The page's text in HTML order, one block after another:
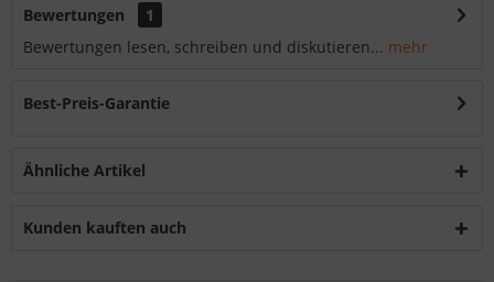
Bewertungen
1
Bewertungen lesen, schreiben und diskutieren... mehr
Best-Preis-Garantie
Ähnliche Artikel
Kunden kauften auch